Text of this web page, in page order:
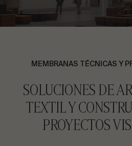
CONTACTA CON NOSOTROS
FR PT
MEMBRANAS TÉCNICAS Y
SOLUCIONES DE
TEXTIL Y
PROYECTOS